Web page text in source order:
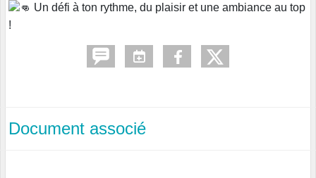
Un défi à ton rythme, du plaisir et une ambiance au top
!
Document associé